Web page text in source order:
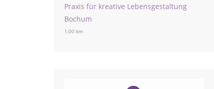
Praxis für kreative Lebensgestaltung
Bochum
1,00 km